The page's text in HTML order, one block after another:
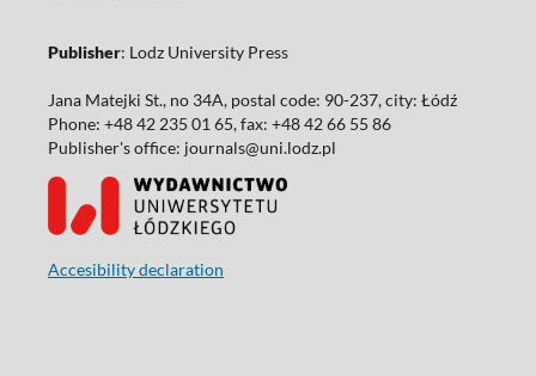
Publisher: Lodz University Press
Jana Matejki St., no 34A, postal code: 90-237, city: Łódź
Phone: +48 42 235 01 65, fax: +48 42 66 55 86
Publisher's office: journals@uni.lodz.pl
Accesibility declaration